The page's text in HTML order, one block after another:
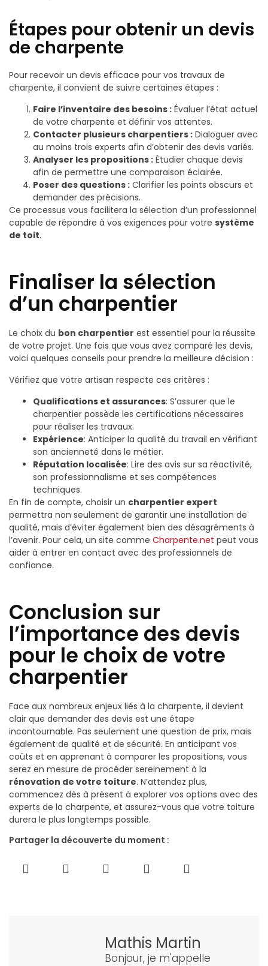
Étapes pour obtenir un devis
de charpente
Pour recevoir un devis efficace pour vos travaux de
charpente, il convient de suivre certaines étapes :
Faire l’inventaire des besoins : Évaluer l’état actuel
de votre charpente et définir vos attentes.
Contacter plusieurs charpentiers : Dialoguer avec
au moins trois experts afin d’obtenir des devis variés.
Analyser les propositions : Étudier chaque devis
afin de permettre une comparaison éclairée.
Poser des questions : Clarifier les points obscurs et
demander des précisions.
Ce processus vous facilitera la sélection d’un professionnel
capable de répondre à vos exigences pour votre système
de toit.
Finaliser la sélection
d’un charpentier
Le choix du bon charpentier est essentiel pour la réussite
de votre projet. Une fois que vous avez comparé les devis,
voici quelques conseils pour prendre la meilleure décision :
Vérifiez que votre artisan respecte ces critères :
Qualifications et assurances: S’assurer que le
charpentier possède les certifications nécessaires
pour réaliser les travaux.
Expérience: Anticiper la qualité du travail en vérifiant
son ancienneté dans le métier.
Réputation localisée: Lire des avis sur sa réactivité,
son professionnalisme et ses compétences
techniques.
En fin de compte, choisir un charpentier expert
permettra non seulement de garantir une installation de
qualité, mais d’éviter également bien des désagréments à
l’avenir. Pour cela, un site comme Charpente.net peut vous
aider à entrer en contact avec des professionnels de
confiance.
Conclusion sur
l’importance des devis
pour le choix de votre
charpentier
Face aux nombreux enjeux liés à la charpente, il devient
clair que demander des devis est une étape
incontournable. Pas seulement une question de prix, mais
également de qualité et de sécurité. En anticipant vos
coûts et en apprenant à comparer les propositions, vous
serez en mesure de procéder sereinement à la
rénovation de votre toiture. N’attendez plus,
commencez dès à présent à explorer vos options avec des
experts de la charpente, et assurez-vous que votre toiture
durera le plus longtemps possible.
Partager la découverte du moment :
Mathis Martin
Bonjour, je m'appelle